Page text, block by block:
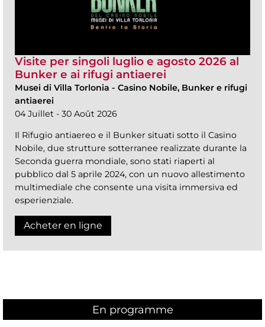
Visite per singoli luglio e agosto 2026 al
Bunker e ai rifugi antiaerei
Musei di Villa Torlonia - Casino Nobile, Bunker e rifugi
antiaerei
04 Juillet - 30 Août 2026
Il Rifugio antiaereo e il Bunker situati sotto il Casino
Nobile, due strutture sotterranee realizzate durante la
Seconda guerra mondiale, sono stati riaperti al
pubblico dal 5 aprile 2024, con un nuovo allestimento
multimediale che consente una visita immersiva ed
esperienziale.
Acheter en ligne
En programme